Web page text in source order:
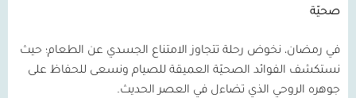
صحيّة
في رمضان، نخوض رحلة تتجاوز الامتناع الجسدي عن الطعام؛ حيث
نستكشف الفوائد الصحيّة العميقة للصيام ونسعى للحفاظ على
جوهره الروحي الذي تضاءل في العصر الحديث.